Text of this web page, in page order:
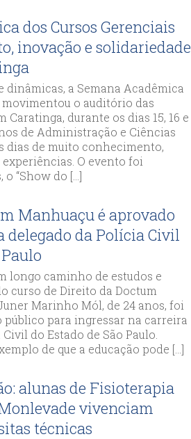
dos Cursos Gerenciais
inovação e solidariedade
dinâmicas, a Semana Acadêmica
movimentou o auditório das
Caratinga, durante os dias 15, 16 e
de Administração e Ciências
dias de muito conhecimento,
O evento foi
“Show do […]
Manhuaçu é aprovado
delegado da Polícia Civil
longo caminho de estudos e
curso de Direito da Doctum
Marinho Mól, de 24 anos, foi
para ingressar na carreira
do Estado de São Paulo.
de que a educação pode […]
alunas de Fisioterapia
vivenciam
técnicas